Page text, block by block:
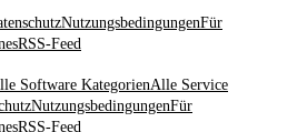
NutzungsbedingungenFür
RSS-Feed
Software KategorienAlle Service
NutzungsbedingungenFür
RSS-Feed